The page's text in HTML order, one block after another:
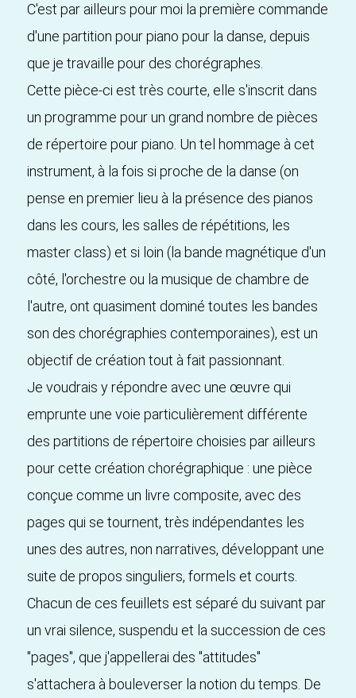
C'est par ailleurs pour moi la première commande
d'une partition pour piano pour la danse, depuis
que je travaille pour des chorégraphes.
Cette pièce-ci est très courte, elle s'inscrit dans
un programme pour un grand nombre de pièces
de répertoire pour piano. Un tel hommage à cet
instrument, à la fois si proche de la danse (on
pense en premier lieu à la présence des pianos
dans les cours, les salles de répétitions, les
master class) et si loin (la bande magnétique d'un
côté, l'orchestre ou la musique de chambre de
l'autre, ont quasiment dominé toutes les bandes
son des chorégraphies contemporaines), est un
objectif de création tout à fait passionnant.
Je voudrais y répondre avec une œuvre qui
emprunte une voie particulièrement différente
des partitions de répertoire choisies par ailleurs
pour cette création chorégraphique : une pièce
conçue comme un livre composite, avec des
pages qui se tournent, très indépendantes les
unes des autres, non narratives, développant une
suite de propos singuliers, formels et courts.
Chacun de ces feuillets est séparé du suivant par
un vrai silence, suspendu et la succession de ces
"pages", que j'appellerai des "attitudes"
s'attachera à bouleverser la notion du temps. De